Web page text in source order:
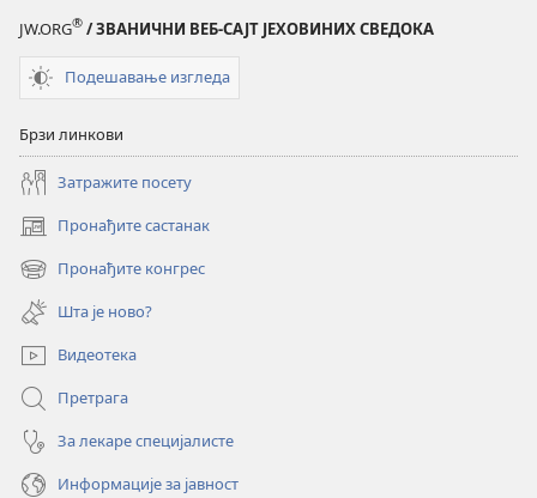
исцрпљујете
JW.ORG® / ЗВАНИЧНИ ВЕБ-САЈТ ЈЕХОВИНИХ СВЕДОКА
Подешавање изгледа
Брзи линкови
Затражите посету
Пронађите састанак
(отвара
нови
прозор)
Пронађите конгрес
(отвара
нови
прозор)
Шта је ново?
Видеотека
Претрага
За лекаре специјалисте
Информације за јавност